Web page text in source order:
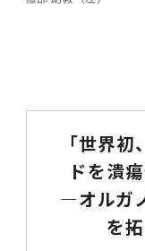
「複合領域コー
会計監査人候補
教育等の情報
東京医科歯科大
次世代育成支援
女性の活躍推進
留学について
キャンパス見
ILA国府台 公開
キャンパス紹介
学対象）の募集に
Call for
令和６年度（２
世代フロントラ
系）「Science
（旧TMDU卓越
教養部在学生
医学部在学生
障がいのある学
修学上の支援に
文部科学省から
令和７年度（２
入推奨仕様書
インターンシップ
就職支援サイト
国立美術館キャ
Students
医歯学総合研究
分野構成
医歯学総合研究
修要項（シラバ
年報トップ
2024年（
2023年（
統合教育機構学
セミナー・特別講
セミナー・特別
設置計画履行状
年報トップ
2024年（PDF
統合教育機構ト
医学・歯学分野
ス・AI教育開発
統合研究機構・
統合研究機構・
オープンイノベ
ヒトES細胞倫
利益相反に関す
「世界
ドを潰
―オルガ
を